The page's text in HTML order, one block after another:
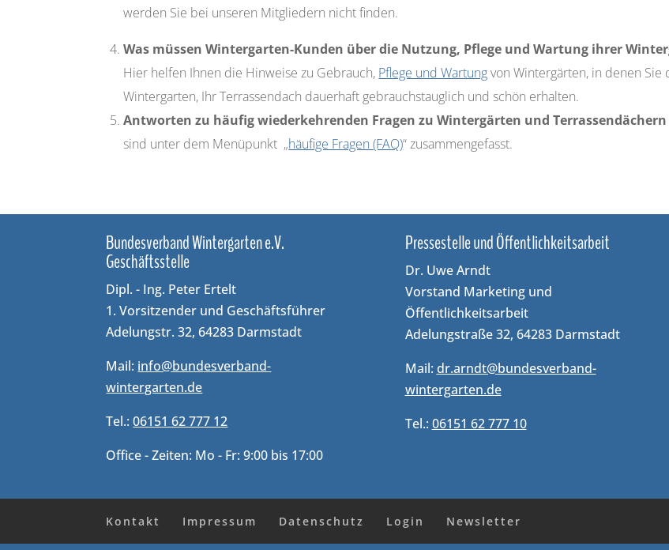
werden Sie bei unseren Mitgliedern nicht finden.
Was müssen Wintergarten-Kunden über die Nutzung, Pflege und Wartung ihrer
Hier helfen Ihnen die Hinweise zu Gebrauch, Pflege und Wartungvon Wintergärten, in denen
Wintergarten, Ihr Terrassendach dauerhaft gebrauchstauglich und schön erhalten.
Antworten zu häufig wiederkehrenden Fragen zu Wintergärten und Terrassendächern
sind unter dem Menüpunkt „häufige Fragen (FAQ)“ zusammengefasst.
Bun­des­ver­band Win­ter­gar­ten e.V.
Geschäftsstelle
Dipl. - Ing. Peter Ertelt
1. Vorsitzender und Geschäftsführer
Adelungstr. 32, 64283 Darmstadt
Mail: info@bundesverband-
wintergarten.de
Tel.:06151 62 777 12
Office - Zeiten: Mo - Fr: 9:00 bis 17:00
Pressestelle und Öffentlichkeitsarbeit
Dr. Uwe Arndt
Vorstand Marketing und
Öffentlichkeitsarbeit
Adelungstraße 32, 64283 Darmstadt
Mail: dr.arndt@bundesverband-
wintergarten.de
Tel.: 06151 62 777 10
Kontakt Impressum Datenschutz Login Newsletter